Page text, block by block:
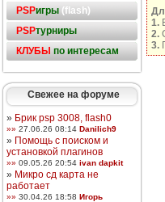
PSPигры(flash)
PSPтурниры
КЛУБЫ по интересам
Свежее на форуме
» Брик psp 3008, flash0
»» 27.06.26 08:14 Danilich9
» Помощь с поиском и
установкой плагинов
»» 09.05.26 20:54 ivan dapkit
» Микро сд карта не
работает
»» 30.04.26 18:58 Игорь
1.
2.
3.